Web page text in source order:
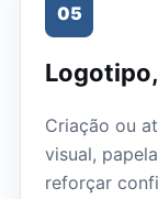
05
Criação ou
visual,
reforçar